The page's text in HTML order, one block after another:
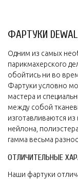
ФАРТУКИ DEWAL
Одним из самых
парикмахерского
обойтись ни во
Фартуки условно
мастера и
между собой
изготавливаются
нейлона,
гамма весьма
ОТЛИЧИТЕЛЬНЫЕ
Наши фартуки